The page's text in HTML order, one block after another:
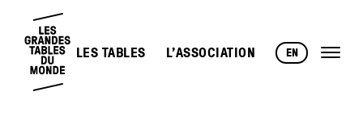
LES TABLES L’ASSOCIATION EN